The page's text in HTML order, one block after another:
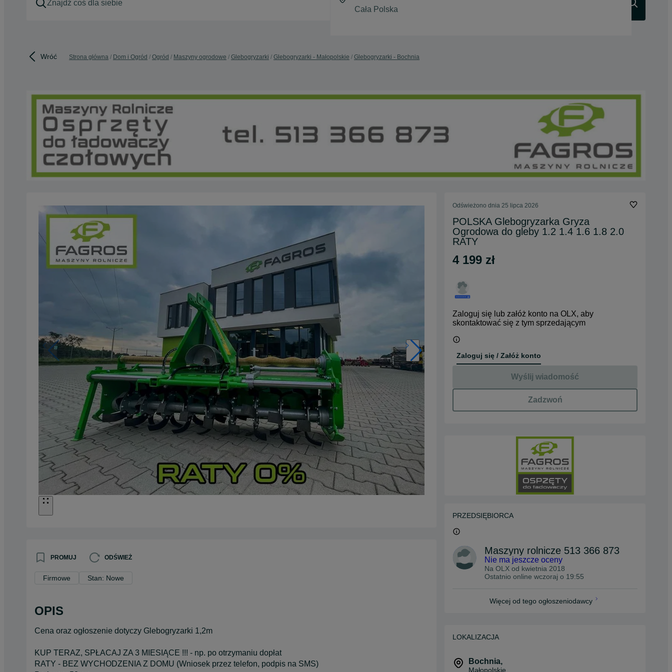
Wróć Strona główna Dom i Ogród Ogród Maszyny ogrodowe Glebogryzarki Glebogryzarki - Małopolskie Glebogryzarki - Bochnia
PROMUJ ODŚWIEŻ
Firmowe Stan: Nowe
OPIS
Cena oraz ogłoszenie dotyczy Glebogryzarki 1,2m
KUP TERAZ, SPŁACAJ ZA 3 MIESIĄCE !!! - np. po otrzymaniu dopłat
RATY - BEZ WYCHODZENIA Z DOMU (Wniosek przez telefon, podpis na SMS)
Odświeżono dnia 25 lipca 2026
POLSKA Glebogryzarka Gryza
Ogrodowa do gleby 1.2 1.4 1.6 1.8 2.0
RATY
4 199 zł
Zaloguj się lub załóż konto na OLX, aby
skontaktować się z tym sprzedającym
Zaloguj się / Załóż konto
Wyślij wiadomość
Zadzwoń
PRZEDSIĘBIORCA
Maszyny rolnicze 513 366 873
Nie ma jeszcze oceny
Na OLX od kwietnia 2018
Ostatnio online wczoraj o 19:55
Więcej od tego ogłoszeniodawcy
LOKALIZACJA
Bochnia,
Małopolskie